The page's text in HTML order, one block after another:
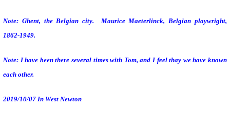
Note: Ghent, the Belgian city. Maurice Maeterlinck, Belgian playwright,
1862-1949.
Note: I have been there several times with Tom, and I feel thay we have known
each other.
2019/10/07 In West Newton